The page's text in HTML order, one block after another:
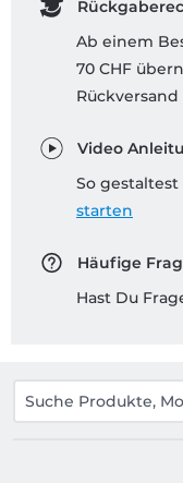
Ab einem
70 CHF
Video
So
starten
Häufige
Hast Du